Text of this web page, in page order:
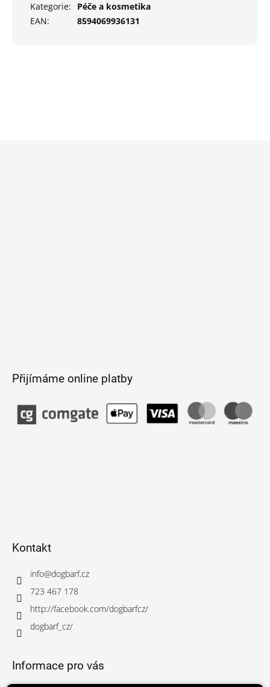
Kategorie:
Péče a kosmetika
EAN: 8594069936131
Přijímáme online platby
Kontakt
info@dogbarf.cz
723 467 178
http://facebook.com/dogbarfcz/
dogbarf_cz/
Informace pro vás